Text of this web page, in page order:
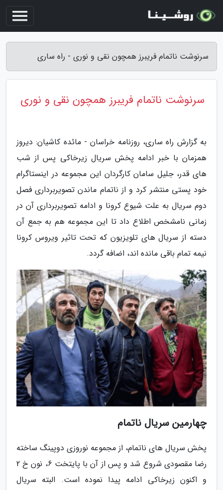
سرنوشت ناتمام فریبرز همچون نقی و نوری - راه ساری
سرنوشت ناتمام فریبرز همچون نقی و نوری
به گزارش راه ساری، روزنامه خراسان - مائده کاشیان: دیروز
همزمان با خبر ادامه پخش سریال زیرخاکی پس از شب
های قدر، جلیل سامان کارگردان این مجموعه در اینستاگرام
خود پستی منتشر کرد و از ناتمام ماندن تصویربرداری فصل
دوم سریال به علت شیوع کرونا و ادامه تصویربرداری آن در
زمانی نامشخص اطلاع داد تا این مجموعه هم به جمع آن
دسته از سریال های تلویزیون که تحت تاثیر ویروس کرونا
نیمه تمام باقی مانده اند، اضافه گردد.
چهارمین سریال ناتمام
پخش سریال های ناتمام، از مجموعه نوروزی دوپینگ ساخته
رضا مقصودی شروع شد و پس از آن با پایتخت 6، نون خ 2
و اکنون زیرخاکی ادامه پیدا نموده است. البته سریال